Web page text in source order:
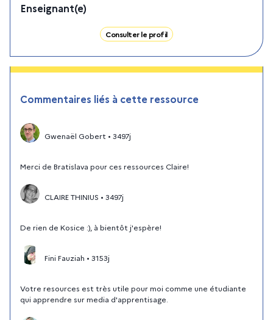
Enseignant(e)
Consulter le profil
Commentaires liés à cette ressource
Gwenaël Gobert • 3497j
Merci de Bratislava pour ces ressources Claire!
CLAIRE THINIUS • 3497j
De rien de Kosice :), à bientôt j'espère!
Fini Fauziah • 3153j
Votre resources est très utile pour moi comme une étudiante
qui apprendre sur media d'apprentisage.